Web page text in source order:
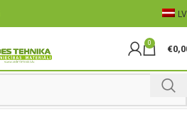
LV
0
€